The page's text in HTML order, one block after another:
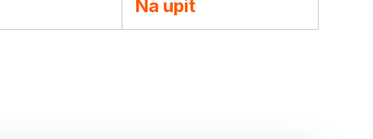
staklenicima, hmelj, voćke,
rasadnici drveća i grožđa.
Na upit